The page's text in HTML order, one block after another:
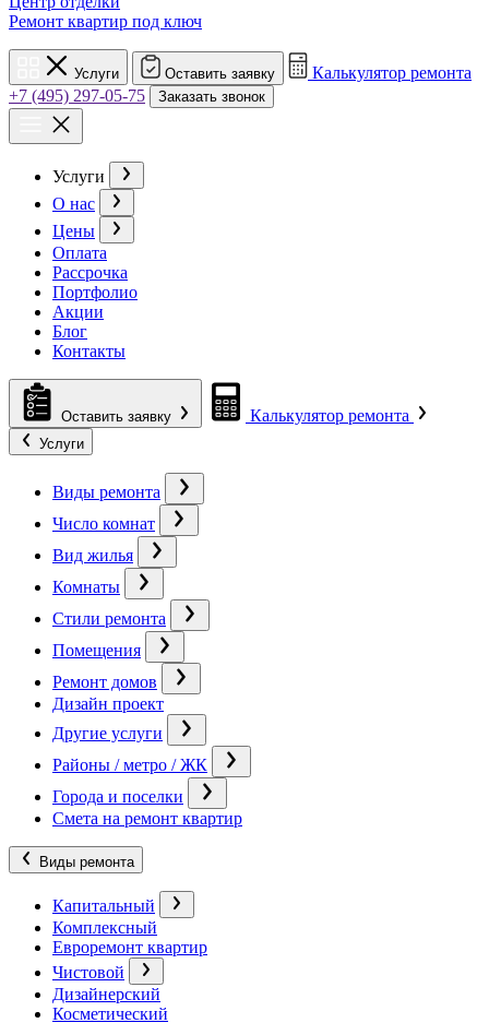
Ремонт квартир под ключ
Услуги Оставить заявку
Калькулятор ремонта
+7 (495) 297-05-75
Заказать звонок
Услуги
О нас
Цены
Оплата
Рассрочка
Портфолио
Акции
Блог
Контакты
Оставить заявку Калькулятор ремонта
Услуги
Виды ремонта
Число комнат
Вид жилья
Комнаты
Стили ремонта
Помещения
Ремонт домов
Дизайн проект
Другие услуги
Районы / метро / ЖК
Города и поселки
Смета на ремонт квартир
Виды ремонта
Капитальный
Комплексный
Евроремонт квартир
Чистовой
Дизайнерский
Косметический